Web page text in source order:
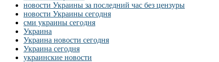
новости Украины за последний час без цензуры
новости Украины сегодня
сми украины сегодня
Украина
Украина новости сегодня
Украина сегодня
украинские новости